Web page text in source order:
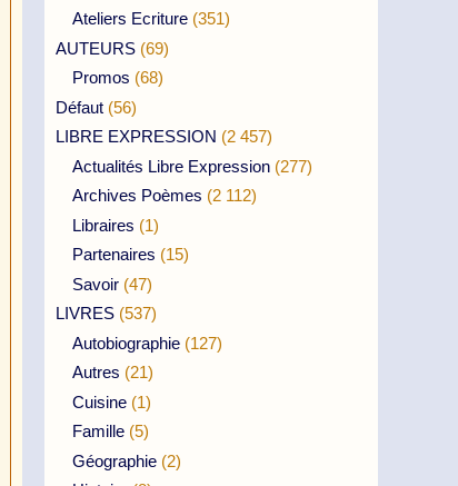
Ateliers Ecriture (351)
AUTEURS (69)
Promos (68)
Défaut (56)
LIBRE EXPRESSION (2 457)
Actualités Libre Expression (277)
Archives Poèmes (2 112)
Libraires (1)
Partenaires (15)
Savoir (47)
LIVRES (537)
Autobiographie (127)
Autres (21)
Cuisine (1)
Famille (5)
Géographie (2)